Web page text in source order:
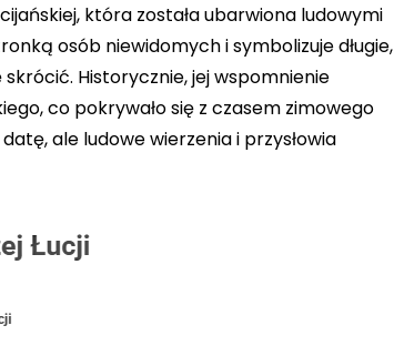
która została ubarwiona ludowymi
osób niewidomych i symbolizuje długie,
Historycznie, jej wspomnienie
co pokrywało się z czasem zimowego
ale ludowe wierzenia i przysłowia